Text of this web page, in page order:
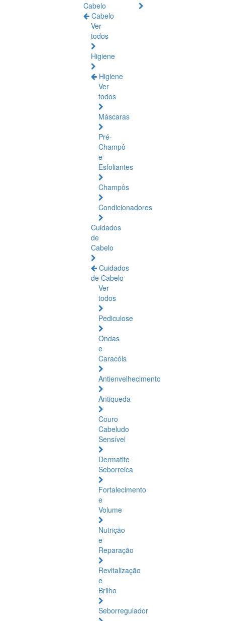
Cabelo
Cabelo
Ver
todos
Higiene
Higiene
Ver
todos
Máscaras
Pré-
Champô
e
Esfoliantes
Champôs
Condicionadores
Cuidados
de
Cabelo
Cuidados
de Cabelo
Ver
todos
Pediculose
Ondas
e
Caracóis
Antienvelhecimento
Antiqueda
Couro
Cabeludo
Sensível
Dermatite
Seborreica
Fortalecimento
e
Volume
Nutrição
e
Reparação
Revitalização
e
Brilho
Seborregulador